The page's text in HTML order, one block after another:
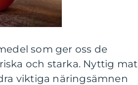
som ger oss de
och starka. Nyttig mat
viktiga näringsämnen